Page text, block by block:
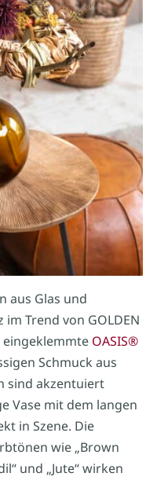
aus Glas und
Trend von GOLDEN
eingeklemmte OASIS®
Schmuck aus
sind akzentuiert
Vase mit dem langen
in Szene. Die
wie „Brown
und „Jute“ wirken